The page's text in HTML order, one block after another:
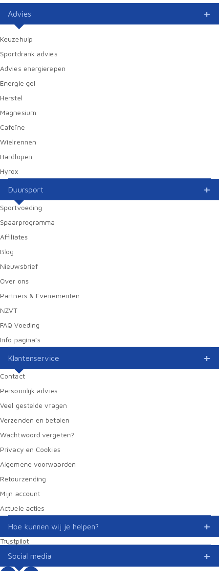
Advies
Keuzehulp
Sportdrank advies
Advies energierepen
Energie gel
Herstel
Magnesium
Cafeïne
Wielrennen
Hardlopen
Hyrox
Duursport
Sportvoeding
Spaarprogramma
Affiliates
Blog
Nieuwsbrief
Over ons
Partners & Evenementen
NZVT
FAQ Voeding
Info pagina’s
Klantenservice
Contact
Persoonlijk advies
Veel gestelde vragen
Verzenden en betalen
Wachtwoord vergeten?
Privacy en Cookies
Algemene voorwaarden
Retourzending
Mijn account
Actuele acties
Hoe kunnen wij je helpen?
Trustpilot
Social media